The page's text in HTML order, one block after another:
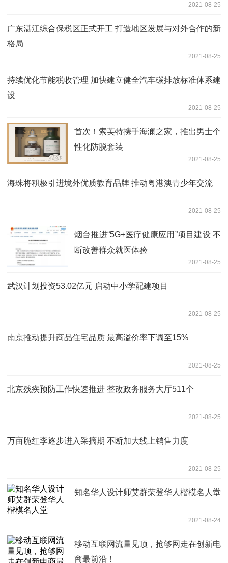
2021-08-25
广东湛江综合保税区正式开工 打造地区发展与对外合作的新
格局
2021-08-25
持续优化节能税收管理 加快建立健全汽车碳排放标准体系建
设
2021-08-25
首次！索芙特携手海澜之家，推出男士个
性化防脱套装
2021-08-25
海珠将积极引进境外优质教育品牌 推动粤港澳青少年交流
2021-08-25
烟台推进“5G+医疗健康应用”项目建设 不
断改善群众就医体验
2021-08-25
武汉计划投资53.02亿元 启动中小学配建项目
2021-08-25
南京推动提升商品住宅品质 最高溢价率下调至15%
2021-08-25
北京残疾预防工作快速推进 整改政务服务大厅511个
2021-08-25
万亩脆红李逐步进入采摘期 不断加大线上销售力度
2021-08-25
知名华人设计师艾群荣登华人楷模名人堂
2021-08-24
移动互联网流量见顶，抢够网走在创新电
商最前沿！